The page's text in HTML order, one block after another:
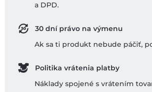
a DPD.
30 dní právo na výmenu
Ak sa ti produkt nebude páčiť,
Politika vrátenia platby
Náklady spojené s vrátením